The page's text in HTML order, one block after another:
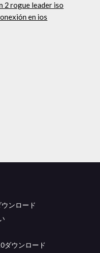
2 rogue leader iso
en ios
ンロード
ダウンロード